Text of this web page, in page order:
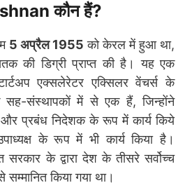
कौन हैं?
5 अप्रैल 1955 को केरल में हुआ था,
की डिग्री प्राप्त की है। यह एक
एक्सलेरेटर एक्सिलर वेंचर्स के
संस्थापकों में से एक हैं, जिन्होंने
प्रबंध निदेशक के रूप में कार्य किये
के रूप में भी कार्य किया है।
के द्वारा देश के तीसरे सर्वोच्च
सम्मानित किया गया था।